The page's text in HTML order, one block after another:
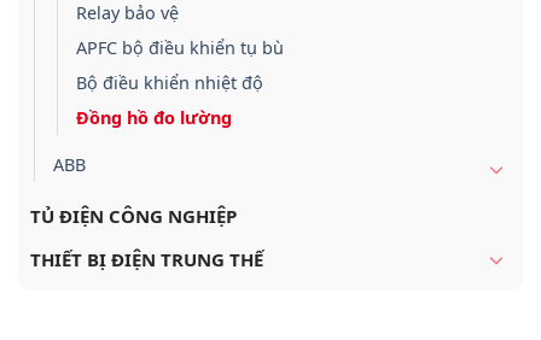
Relay bảo vệ
APFC bộ điều khiển tụ bù
Bộ điều khiển nhiệt độ
Đồng hồ đo lường
ABB
TỦ ĐIỆN CÔNG NGHIỆP
THIẾT BỊ ĐIỆN TRUNG THẾ